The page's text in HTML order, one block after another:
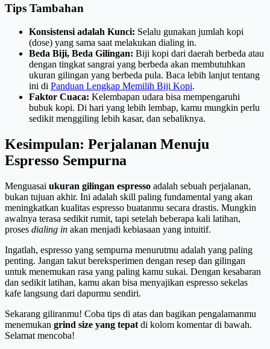
Tips Tambahan
Konsistensi adalah Kunci: Selalu gunakan jumlah kopi
(dose) yang sama saat melakukan dialing in.
Beda Biji, Beda Gilingan: Biji kopi dari daerah berbeda atau
dengan tingkat sangrai yang berbeda akan membutuhkan
ukuran gilingan yang berbeda pula. Baca lebih lanjut tentang
ini di Panduan Lengkap Memilih Biji Kopi.
Faktor Cuaca: Kelembapan udara bisa mempengaruhi
bubuk kopi. Di hari yang lebih lembap, kamu mungkin perlu
sedikit menggiling lebih kasar, dan sebaliknya.
Kesimpulan: Perjalanan Menuju
Espresso Sempurna
Menguasai ukuran gilingan espresso adalah sebuah perjalanan,
bukan tujuan akhir. Ini adalah skill paling fundamental yang akan
meningkatkan kualitas espresso buatanmu secara drastis. Mungkin
awalnya terasa sedikit rumit, tapi setelah beberapa kali latihan,
proses dialing in akan menjadi kebiasaan yang intuitif.
Ingatlah, espresso yang sempurna menurutmu adalah yang paling
penting. Jangan takut bereksperimen dengan resep dan gilingan
untuk menemukan rasa yang paling kamu sukai. Dengan kesabaran
dan sedikit latihan, kamu akan bisa menyajikan espresso sekelas
kafe langsung dari dapurmu sendiri.
Sekarang giliranmu! Coba tips di atas dan bagikan pengalamanmu
menemukan grind size yang tepat di kolom komentar di bawah.
Selamat mencoba!